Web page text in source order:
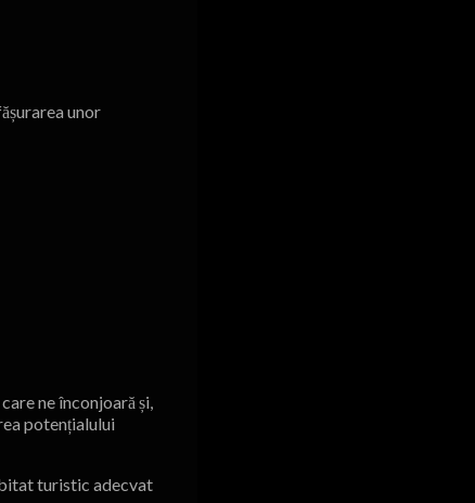
unor
ne înconjoară și,
potențialului
turistic adecvat